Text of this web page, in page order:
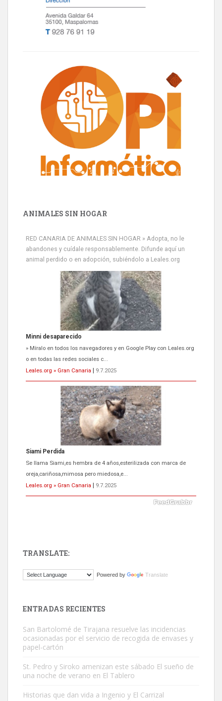
ANIMALES SIN HOGAR
RED CANARIA DE ANIMALES SIN HOGAR » Adopta, no le
abandones y cuídale responsablemente. Difunde aquí un
animal perdido o en adopción, subiéndolo a Leales.org
Minni desaparecido
» Míralo en todos los navegadores y en Google Play con Leales.org
o en todas las redes sociales c...
Leales.org » Gran Canaria
9.7.2025
Siami Perdida
Se llama Siami,es hembra de 4 años,esterilizada con marca de
oreja,cariñosa,mimosa pero miedosa,e...
Leales.org » Gran Canaria
9.7.2025
El ayuntamiento se va a llevar a Los Gatos callejeros de la zona los
Este gato macho ha aparecido en la calle hace menos de un mes,
TRANSLATE:
Powered by Translate
ENTRADAS RECIENTES
San Bartolomé de Tirajana resuelve las incidencias
ocasionadas por el servicio de recogida de envases y
papel-cartón
St. Pedro y Siroko amenizan este sábado El sueño de
una noche de verano en El Tablero
Historias que dan vida a Ingenio y El Carrizal